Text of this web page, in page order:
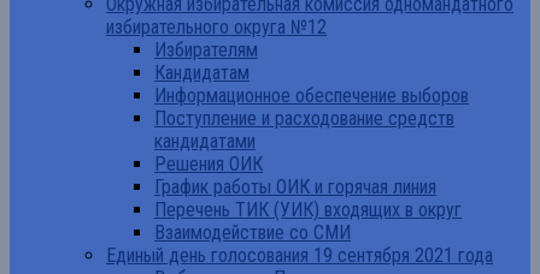
избирательного округа №12
Избирателям
Кандидатам
Информационное обеспечение выборов
Поступление и расходование средств
кандидатами
Решения ОИК
График работы ОИК и горячая линия
Перечень ТИК (УИК) входящих в округ
Взаимодействие со СМИ
Единый день голосования 19 сентября 2021 года